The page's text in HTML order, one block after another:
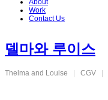
About
Work
Contact Us
델마와 루이스
Thelma and Louise CGV